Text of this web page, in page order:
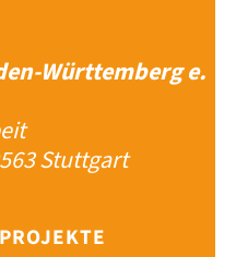
Württemberg e.
Stuttgart
PROJEKTE